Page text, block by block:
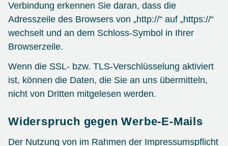
Verbindung erkennen Sie daran, dass die
Adresszeile des Browsers von „http://“ auf „https://“
wechselt und an dem Schloss-Symbol in Ihrer
Browserzeile.
Wenn die SSL- bzw. TLS-Verschlüsselung aktiviert
ist, können die Daten, die Sie an uns übermitteln,
nicht von Dritten mitgelesen werden.
Widerspruch gegen Werbe-E-Mails
Der Nutzung von im Rahmen der Impressumspflicht